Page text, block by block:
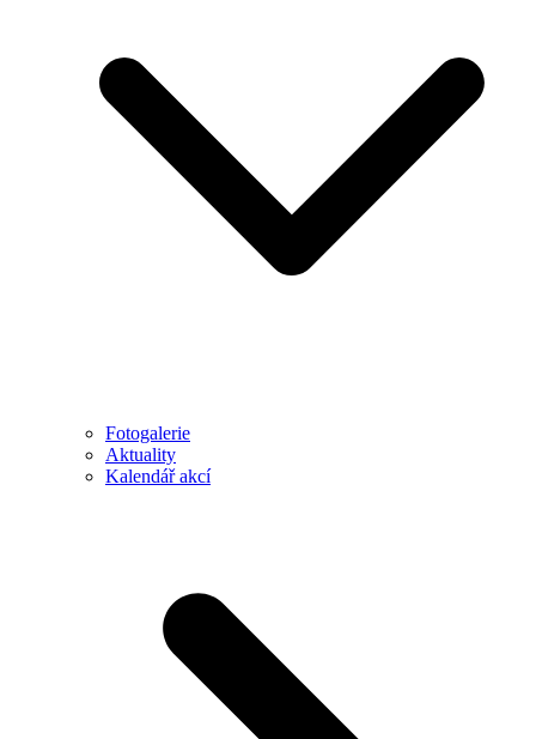
Fotogalerie
Aktuality
Kalendář akcí